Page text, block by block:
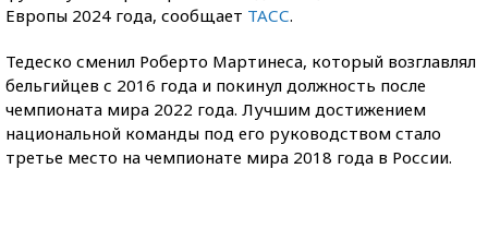
Европы 2024 года, сообщает ТАСС.
Тедеско сменил Роберто Мартинеса, который возглавлял
бельгийцев с 2016 года и покинул должность после
чемпионата мира 2022 года. Лучшим достижением
национальной команды под его руководством стало
третье место на чемпионате мира 2018 года в России.